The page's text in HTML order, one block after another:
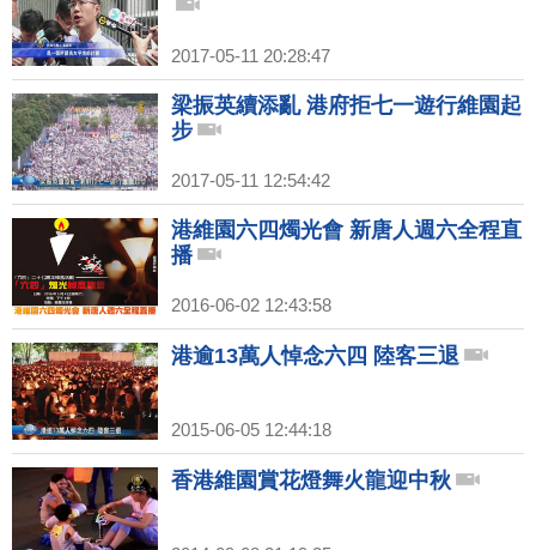
2017-05-11 20:28:47
梁振英續添亂 港府拒七一遊行維園起
步
2017-05-11 12:54:42
港維園六四燭光會 新唐人週六全程直
播
2016-06-02 12:43:58
港逾13萬人悼念六四 陸客三退
2015-06-05 12:44:18
香港維園賞花燈舞火龍迎中秋